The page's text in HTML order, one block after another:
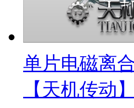
单片电磁离
【天机传动